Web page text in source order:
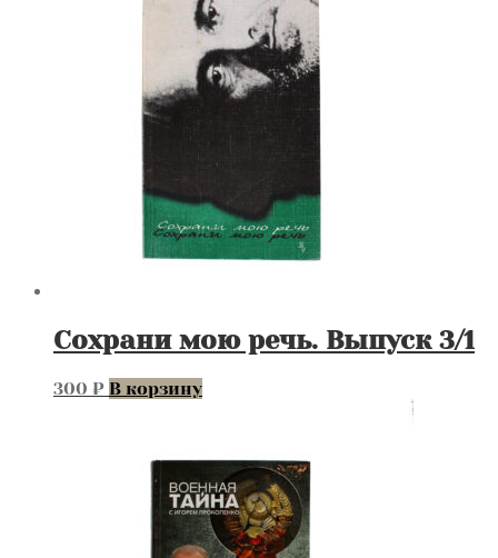
Сохрани мою речь. Выпуск 3/1
300 ₽ В корзину